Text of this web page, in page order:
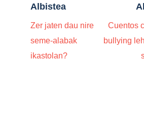
Albistea
Zer jaten dau nire
seme-alabak
ikastolan?
Cuentos
bullying